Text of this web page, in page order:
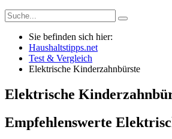
Sie befinden sich hier:
Haushaltstipps.net
Test & Vergleich
Elektrische Kinderzahnbürste
Elektrische
Empfehlenswerte